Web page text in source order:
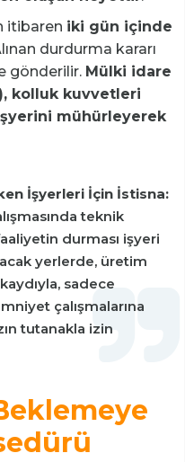
itibaren iki gün içinde
durdurma kararı
gönderilir. Mülki idare
kolluk kuvvetleri
mühürleyerek
İşyerleri İçin İstisna:
teknik
durması işyeri
yerlerde, üretim
sadece
çalışmalarına
tutanakla izin